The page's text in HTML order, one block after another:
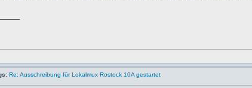
Re: Ausschreibung für Lokalmux Rostock 10A gestartet